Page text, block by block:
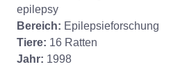
epilepsy
Bereich: Epilepsieforschung
Tiere: 16 Ratten
Jahr: 1998